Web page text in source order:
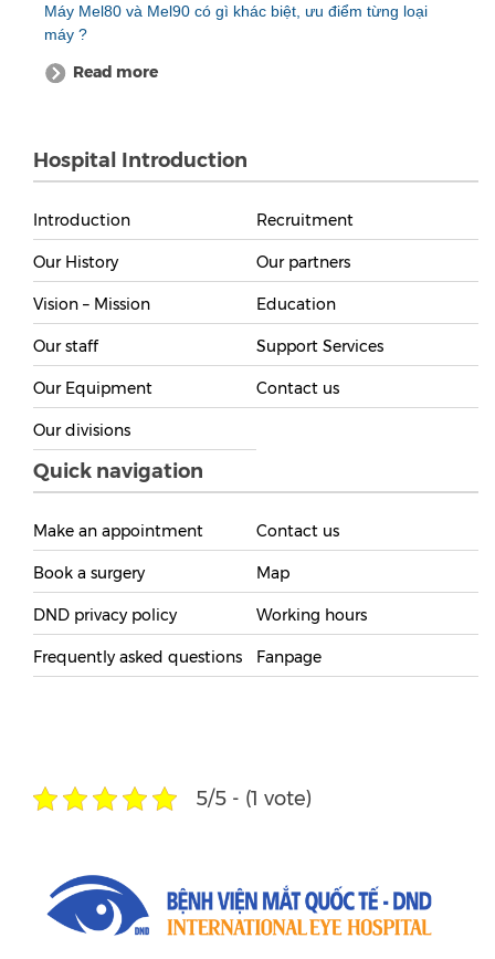
Máy Mel80 và Mel90 có gì khác biệt, ưu điểm từng loại
máy ?
Read more
Hospital Introduction
Introduction
Our History
Vision – Mission
Our staff
Our Equipment
Our divisions
Recruitment
Our partners
Education
Support Services
Contact us
Quick navigation
Make an appointment
Book a surgery
DND privacy policy
Frequently asked questions
Contact us
Map
Working hours
Fanpage
5/5 - (1 vote)